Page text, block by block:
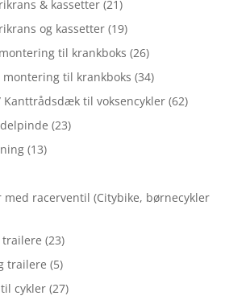
& kassetter (21)
og kassetter (19)
til krankboks (26)
til krankboks (34)
til voksencykler (62)
(23)
(13)
med racerventil (Citybike, børnecykler
(23)
trailere (5)
cykler (27)